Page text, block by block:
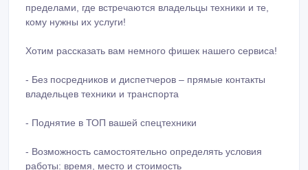
пределами, где встречаются владельцы техники и те,
кому нужны их услуги!
Хотим рассказать вам немного фишек нашего сервиса!
- Без посредников и диспетчеров – прямые контакты
владельцев техники и транспорта
- Поднятие в ТОП вашей спецтехники
- Возможность самостоятельно определять условия
работы: время, место и стоимость